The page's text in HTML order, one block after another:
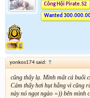
Công Hội Pirate.S2
Wanted
yonkos174 said: ↑
cũng thấy lạ. Mình mất cả buổi
Cảm thấy hơi hụt hẫng vì cũng
này nó ngọt ngào =)) bên mình